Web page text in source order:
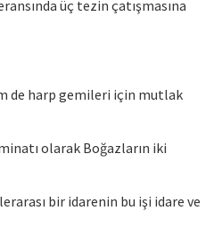
üç tezin çatışmasına
de harp gemileri için mutlak
olarak Boğazların iki
bir idarenin bu işi idare ve